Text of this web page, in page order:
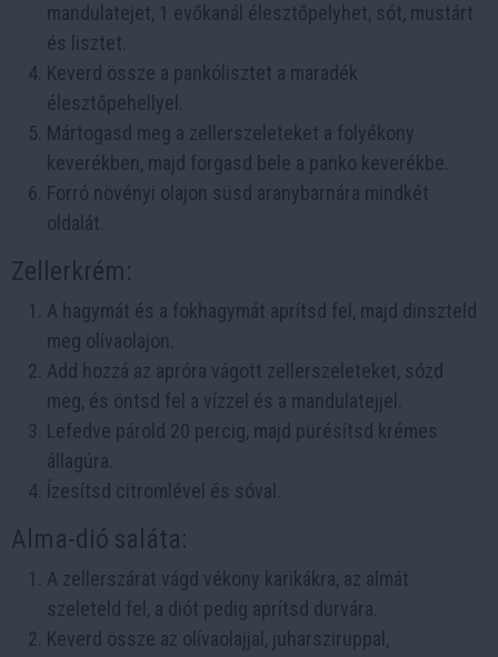
mandulatejet, 1 evőkanál élesztőpelyhet, sót, mustárt
és lisztet.
Keverd össze a pankólisztet a maradék
élesztőpehellyel.
Mártogasd meg a zellerszeleteket a folyékony
keverékben, majd forgasd bele a panko keverékbe.
Forró növényi olajon süsd aranybarnára mindkét
oldalát.
Zellerkrém:
A hagymát és a fokhagymát aprítsd fel, majd dinszteld
meg olívaolajon.
Add hozzá az apróra vágott zellerszeleteket, sózd
meg, és öntsd fel a vízzel és a mandulatejjel.
Lefedve párold 20 percig, majd pürésítsd krémes
állagúra.
Ízesítsd citromlével és sóval.
Alma-dió saláta:
A zellerszárat vágd vékony karikákra, az almát
szeleteld fel, a diót pedig aprítsd durvára.
Keverd össze az olívaolajjal, juharsziruppal,